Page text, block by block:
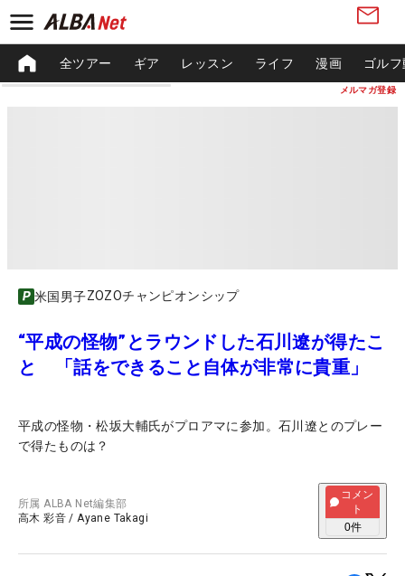
メルマガ登録
全ツアー ギア レッスン ライフ 漫画 ゴル
米国男子ZOZOチャンピオンシップ
“平成の怪物”とラウンドした石川遼が得たこ
と 「話をできること自体が非常に貴重」
平成の怪物・松坂大輔氏がプロアマに参加。石川遼とのプレー
で得たものは？
所属ALBA Net編集部
高木 彩音 /Ayane Takagi
コメン
ト
0件